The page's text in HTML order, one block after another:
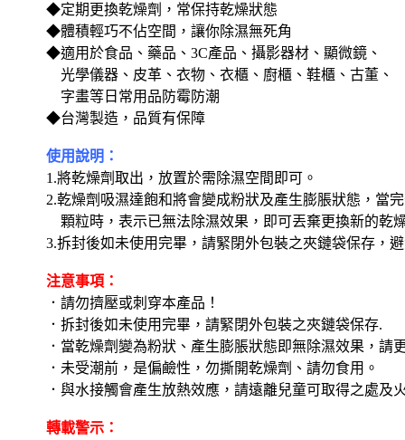
◆定期更換乾燥劑，常保持乾燥狀態
◆體積輕巧不佔空間，讓你除濕無死角
◆適用於食品、藥品、3C產品、攝影器材、顯微鏡、
光學儀器、皮革、衣物、衣櫃、廚櫃、鞋櫃、古董、
字畫等日常用品防霉防潮
◆台灣製造，品質有保障
使用說明：
1.將乾燥劑取出，放置於需除濕空間即可。
2.乾燥劑吸濕達飽和將會變成粉狀及產生膨脹狀態，當
顆粒時，表示已無法除濕效果，即可丟棄更換新的乾
3.拆封後如未使用完畢，請緊閉外包裝之夾鏈袋保存，
注意事項：
．請勿擠壓或刺穿本產品！
．拆封後如未使用完畢，請緊閉外包裝之夾鏈袋保存.
．當乾燥劑變為粉狀、產生膨脹狀態即無除濕效果，請
．未受潮前，是偏鹼性，勿撕開乾燥劑、請勿食用。
．與水接觸會產生放熱效應，請遠離兒童可取得之處及
轉載警示：